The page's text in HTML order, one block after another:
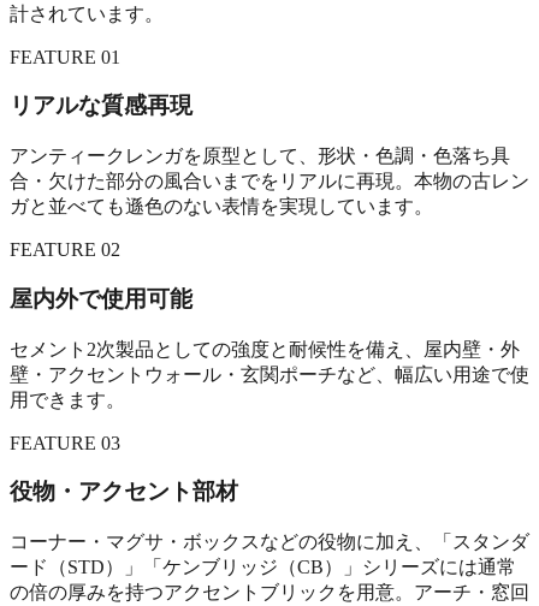
計されています。
FEATURE 01
リアルな質感再現
アンティークレンガを原型として、形状・色調・色落ち具
合・欠けた部分の風合いまでをリアルに再現。本物の古レン
ガと並べても遜色のない表情を実現しています。
FEATURE 02
屋内外で使用可能
セメント2次製品としての強度と耐候性を備え、屋内壁・外
壁・アクセントウォール・玄関ポーチなど、幅広い用途で使
用できます。
FEATURE 03
役物・アクセント部材
コーナー・マグサ・ボックスなどの役物に加え、「スタンダ
ード（STD）」「ケンブリッジ（CB）」シリーズには通常
の倍の厚みを持つアクセントブリックを用意。アーチ・窓回